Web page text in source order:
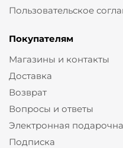
Пользовательское
Покупателям
Магазины и контакты
Доставка
Возврат
Вопросы и ответы
Электронная
Подписка